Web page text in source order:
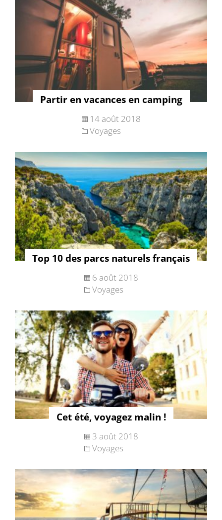
Partir en vacances en camping
14 août 2018
Voyages
Top 10 des parcs naturels français
6 août 2018
Voyages
Cet été, voyagez malin !
3 août 2018
Voyages